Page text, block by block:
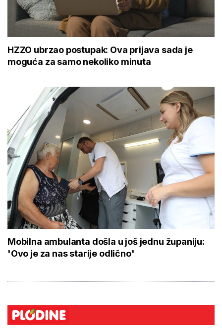
HZZO ubrzao postupak: Ova prijava sada je
moguća za samo nekoliko minuta
Mobilna ambulanta došla u još jednu županiju:
'Ovo je za nas starije odlično'